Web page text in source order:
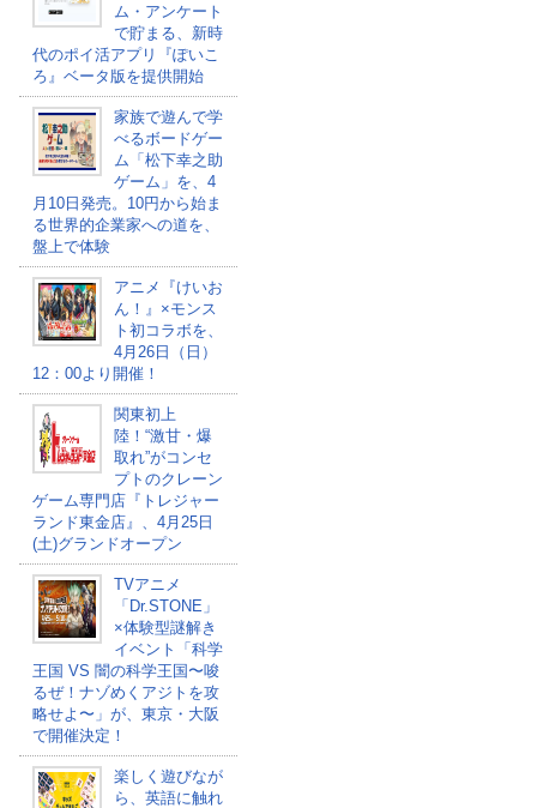
ム・アンケート
で貯まる、新時
代のポイ活アプリ『ぽいこ
ろ』ベータ版を提供開始
家族で遊んで学
べるボードゲー
ム「松下幸之助
ゲーム」を、4
月10日発売。10円から始ま
る世界的企業家への道を、
盤上で体験
アニメ『けいお
ん！』×モンス
ト初コラボを、
4月26日（日）
12：00より開催！
関東初上
陸！“激甘・爆
取れ”がコンセ
プトのクレーン
ゲーム専門店『トレジャー
ランド東金店』、4月25日
(土)グランドオープン
TVアニメ
「Dr.STONE」
×体験型謎解き
イベント「科学
王国 VS 闇の科学王国〜唆
るぜ！ナゾめくアジトを攻
略せよ〜」が、東京・大阪
で開催決定！
楽しく遊びなが
ら、英語に触れ